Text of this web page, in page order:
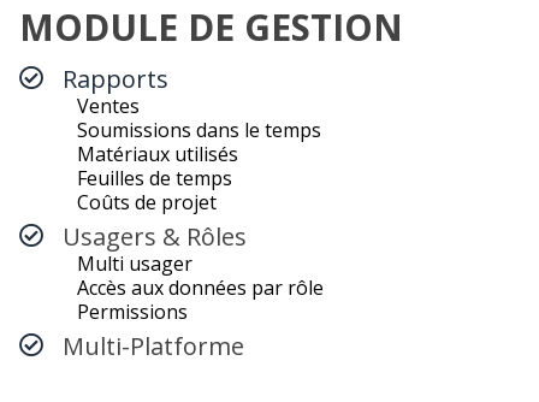
MODULE DE GESTION
Rapports
Ventes
Soumissions dans le temps
Matériaux utilisés
Feuilles de temps
Coûts de projet
Usagers & Rôles
Multi usager
Accès aux données par rôle
Permissions
Multi-Platforme